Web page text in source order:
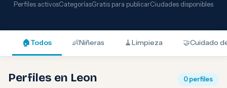
Perfiles activosCategoríasGratis para publicarCiudades disponibles
🏠Todos 👶Niñeras 🧹Limpieza 🤝Cuidado
Perfiles en Leon 0 perfiles